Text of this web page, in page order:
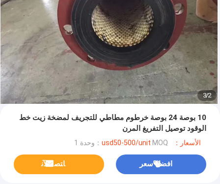
2
/
3
10 بوصة 24 بوصة خرطوم مطاطي للتجريف لمضخة زيت خط
الوقود توصيل التفريغ المرن
الأسعار：usd50-500/unit MOQ：وحدة 1
افضل سعر ﺎﺘﺼﻟ ﺍﻶﻧ